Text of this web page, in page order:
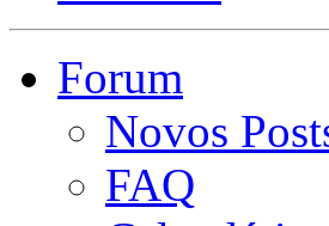
Forum
Novos
FAQ